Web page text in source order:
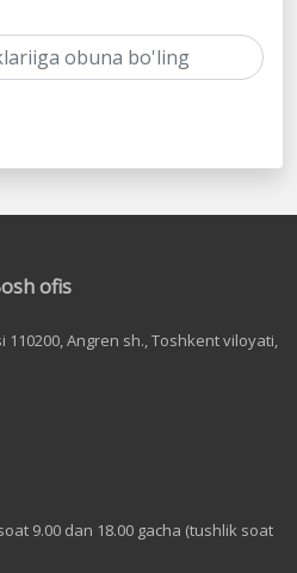
ofis
Angren sh., Toshkent viloyati,
9.00 dan 18.00 gacha (tushlik soat